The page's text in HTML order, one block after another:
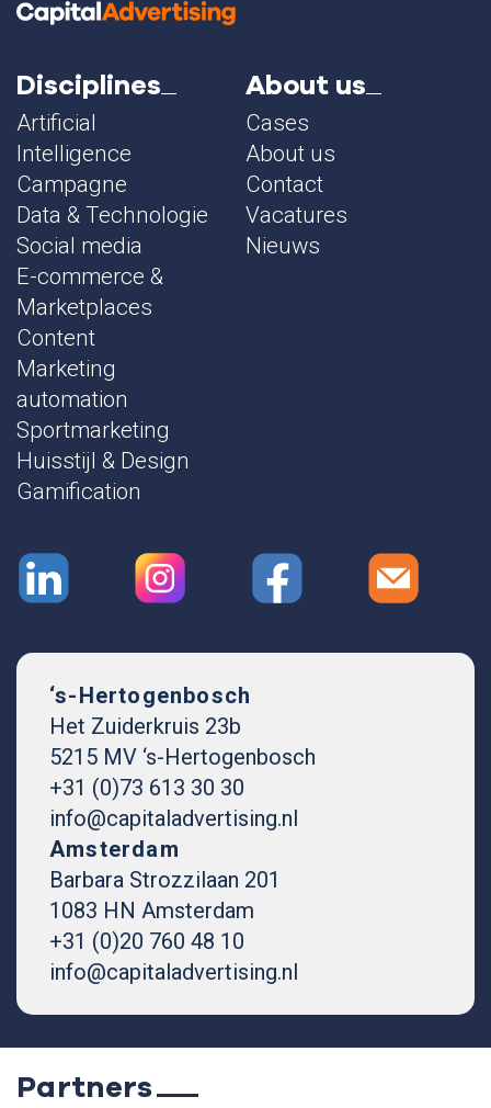
Disciplines
Artificial
Intelligence
Campagne
Data & Technologie
Social media
E-commerce &
Marketplaces
Content
Marketing
automation
Sportmarketing
Huisstijl & Design
Gamification
About us
Cases
About us
Contact
Vacatures
Nieuws
‘s-Hertogenbosch
Het Zuiderkruis 23b
5215 MV ‘s-Hertogenbosch
+31 (0)73 613 30 30
info@capitaladvertising.nl
Amsterdam
Barbara Strozzilaan 201
1083 HN Amsterdam
+31 (0)20 760 48 10
info@capitaladvertising.nl
Partners